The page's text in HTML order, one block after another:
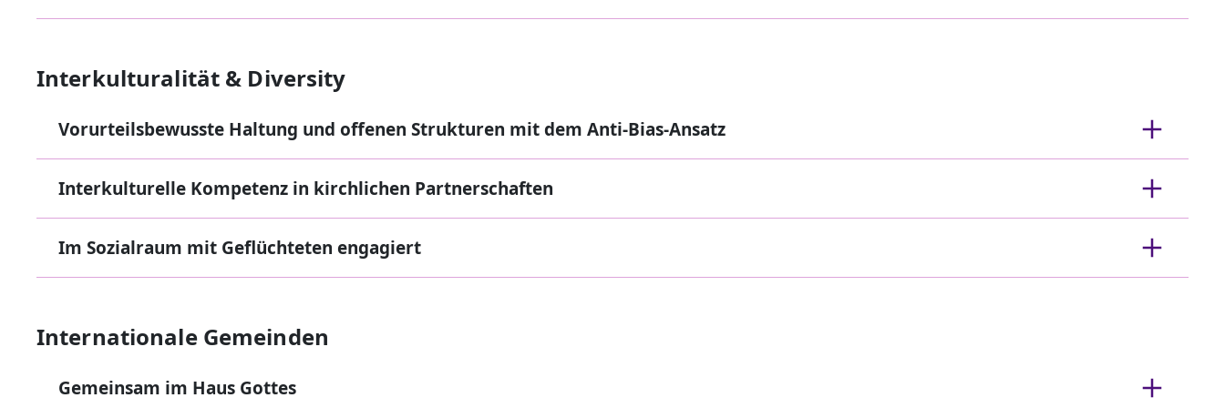
Interkulturalität & Diversity
Vorurteilsbewusste Haltung und offenen Strukturen mit dem Anti-Bias-Ansatz
Interkulturelle Kompetenz in kirchlichen Partnerschaften
Im Sozialraum mit Geflüchteten engagiert
Internationale Gemeinden
Gemeinsam im Haus Gottes